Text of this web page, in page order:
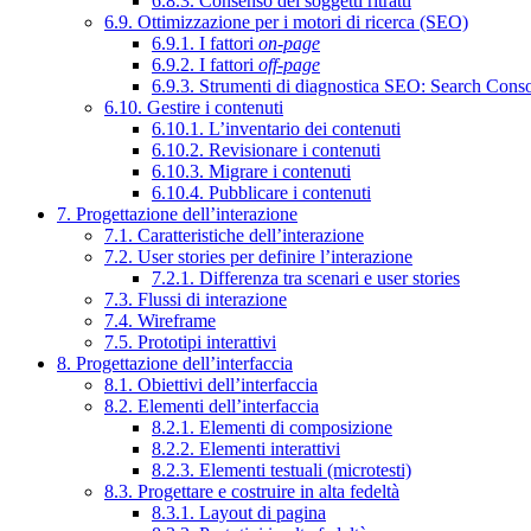
6.9. Ottimizzazione per i motori di ricerca (SEO)
6.9.1. I fattori on-page
6.9.2. I fattori off-page
6.9.3. Strumenti di diagnostica SEO: Search
6.10. Gestire i contenuti
6.10.1. L’inventario dei contenuti
6.10.2. Revisionare i contenuti
6.10.3. Migrare i contenuti
6.10.4. Pubblicare i contenuti
7. Progettazione dell’interazione
7.1. Caratteristiche dell’interazione
7.2. User stories per definire l’interazione
7.2.1. Differenza tra scenari e user stories
7.3. Flussi di interazione
7.4. Wireframe
7.5. Prototipi interattivi
8. Progettazione dell’interfaccia
8.1. Obiettivi dell’interfaccia
8.2. Elementi dell’interfaccia
8.2.1. Elementi di composizione
8.2.2. Elementi interattivi
8.2.3. Elementi testuali (microtesti)
8.3. Progettare e costruire in alta fedeltà
8.3.1. Layout di pagina